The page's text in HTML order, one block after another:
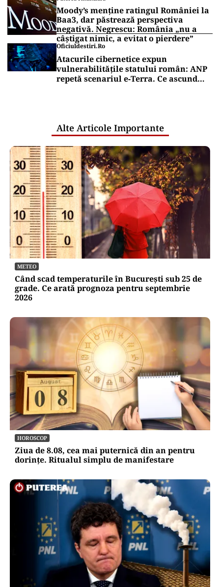
Moody’s menține ratingul României la
Baa3, dar păstrează perspectiva
negativă. Negrescu: România „nu a
câștigat nimic, a evitat o pierdere”
Oficiuldestiri.ro
Atacurile cibernetice expun
vulnerabilitățile statului român: ANP
repetă scenariul e‑Terra. Ce ascund
Alte Articole Importante
METEO
Când scad temperaturile în București sub 25 de
grade. Ce arată prognoza pentru septembrie
2026
HOROSCOP
Ziua de 8.08, cea mai puternică din an pentru
dorințe. Ritualul simplu de manifestare